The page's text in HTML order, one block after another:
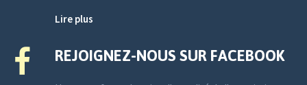
Lire plus
REJOIGNEZ-NOUS SUR FACEBOOK